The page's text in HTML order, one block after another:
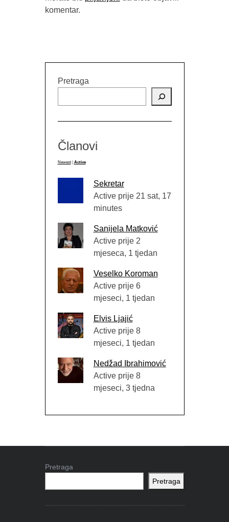
komentar.
Pretraga
Članovi
Newest Active
Sekretar
Active prije 21 sat, 17
minutes
Sanijela Matković
Active prije 2
mjeseca, 1 tjedan
Veselko Koroman
Active prije 6
mjeseci, 1 tjedan
Elvis Ljajić
Active prije 8
mjeseci, 1 tjedan
Nedžad Ibrahimović
Active prije 8
mjeseci, 3 tjedna
Pretraga
Pretraga